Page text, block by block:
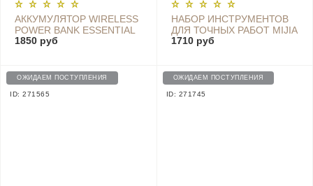
АККУМУЛЯТОР WIRELESS
POWER BANK ESSENTIAL
YOUTH EDITION, 10000
1850 руб
НАБОР ИНСТРУМЕНТОВ
ДЛЯ ТОЧНЫХ РАБОТ MIJIA
WIHA PRECISION
1710 руб
ОЖИДАЕМ ПОСТУПЛЕНИЯ
ID: 271565
ОЖИДАЕМ ПОСТУПЛЕНИЯ
ID: 271745